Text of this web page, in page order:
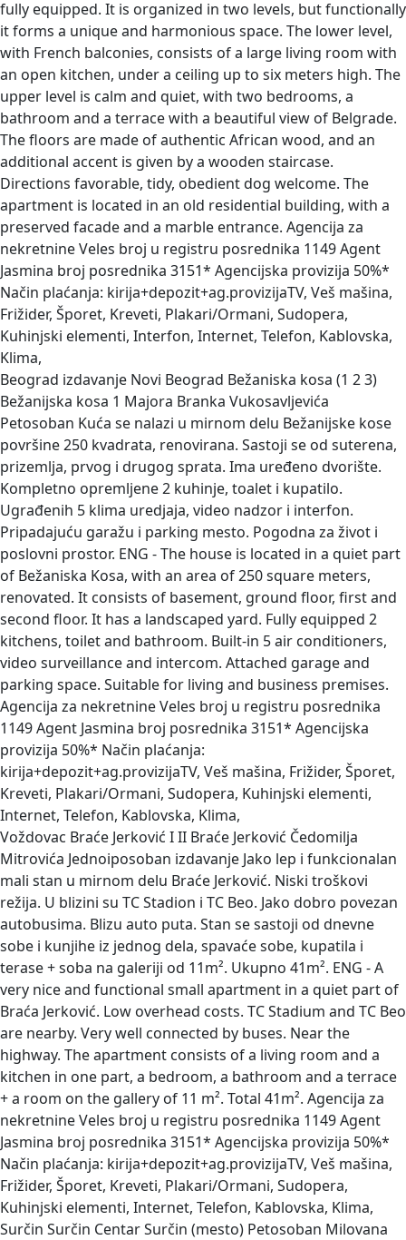
fully equipped. It is organized in two levels, but functionally
it forms a unique and harmonious space. The lower level,
with French balconies, consists of a large living room with
an open kitchen, under a ceiling up to six meters high. The
upper level is calm and quiet, with two bedrooms, a
bathroom and a terrace with a beautiful view of Belgrade.
The floors are made of authentic African wood, and an
additional accent is given by a wooden staircase.
Directions favorable, tidy, obedient dog welcome. The
apartment is located in an old residential building, with a
preserved facade and a marble entrance. Agencija za
nekretnine Veles broj u registru posrednika 1149 Agent
Jasmina broj posrednika 3151* Agencijska provizija 50%*
Način plaćanja: kirija+depozit+ag.provizijaTV, Veš mašina,
Frižider, Šporet, Kreveti, Plakari/Ormani, Sudopera,
Kuhinjski elementi, Interfon, Internet, Telefon, Kablovska,
Klima,
Beograd izdavanje Novi Beograd Bežaniska kosa (1 2 3)
Bežanijska kosa 1 Majora Branka Vukosavljevića
Petosoban Kuća se nalazi u mirnom delu Bežanijske kose
površine 250 kvadrata, renovirana. Sastoji se od suterena,
prizemlja, prvog i drugog sprata. Ima uređeno dvorište.
Kompletno opremljene 2 kuhinje, toalet i kupatilo.
Ugrađenih 5 klima uredjaja, video nadzor i interfon.
Pripadajuću garažu i parking mesto. Pogodna za život i
poslovni prostor. ENG - The house is located in a quiet part
of Bežaniska Kosa, with an area of ​​250 square meters,
renovated. It consists of basement, ground floor, first and
second floor. It has a landscaped yard. Fully equipped 2
kitchens, toilet and bathroom. Built-in 5 air conditioners,
video surveillance and intercom. Attached garage and
parking space. Suitable for living and business premises.
Agencija za nekretnine Veles broj u registru posrednika
1149 Agent Jasmina broj posrednika 3151* Agencijska
provizija 50%* Način plaćanja:
kirija+depozit+ag.provizijaTV, Veš mašina, Frižider, Šporet,
Kreveti, Plakari/Ormani, Sudopera, Kuhinjski elementi,
Internet, Telefon, Kablovska, Klima,
Voždovac Braće Jerković I II Braće Jerković Čedomilja
Mitrovića Jednoiposoban izdavanje Jako lep i funkcionalan
mali stan u mirnom delu Braće Jerković. Niski troškovi
režija. U blizini su TC Stadion i TC Beo. Jako dobro povezan
autobusima. Blizu auto puta. Stan se sastoji od dnevne
sobe i kunjihe iz jednog dela, spavaće sobe, kupatila i
terase + soba na galeriji od 11m². Ukupno 41m². ENG - A
very nice and functional small apartment in a quiet part of
Braća Jerković. Low overhead costs. TC Stadium and TC Beo
are nearby. Very well connected by buses. Near the
highway. The apartment consists of a living room and a
kitchen in one part, a bedroom, a bathroom and a terrace
+ a room on the gallery of 11 m². Total 41m². Agencija za
nekretnine Veles broj u registru posrednika 1149 Agent
Jasmina broj posrednika 3151* Agencijska provizija 50%*
Način plaćanja: kirija+depozit+ag.provizijaTV, Veš mašina,
Frižider, Šporet, Kreveti, Plakari/Ormani, Sudopera,
Kuhinjski elementi, Internet, Telefon, Kablovska, Klima,
Surčin Surčin Centar Surčin (mesto) Petosoban Milovana